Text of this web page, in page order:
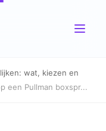
wat, kiezen en
een Pullman boxspr...